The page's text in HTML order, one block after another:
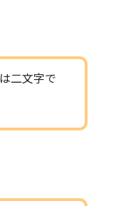
二文字で